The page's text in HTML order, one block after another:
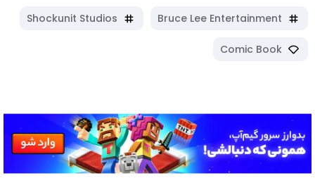
Bruce Lee Entertainment
Shockunit Studios
Comic Book